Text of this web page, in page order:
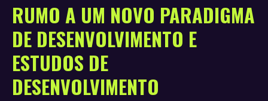
RUMO A UM NOVO PARADIGMA
DE DESENVOLVIMENTO E
ESTUDOS DE
DESENVOLVIMENTO